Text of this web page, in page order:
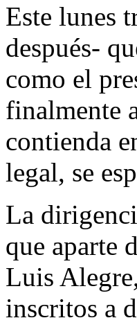
Este lunes
después-
como el
finalmente
contienda
legal, se
La
que aparte
Luis
inscritos a